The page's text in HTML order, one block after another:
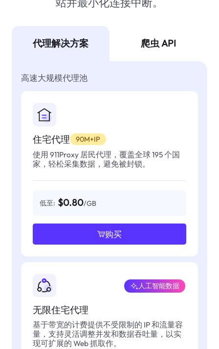
代理解决方案 爬虫 API
高速大规模代理池
住宅代理 90M+IP
使用 911Proxy 居民代理，覆盖全球 195 个国
家，轻松采集数据，避免被封锁。
低至: $0.80/GB
购买
无限住宅代理
人工智能数据
基于带宽的计费提供不受限制的 IP 和流量容
量，支持灵活调整并发和数据吞吐量，以实
现可扩展的 Web 抓取作。